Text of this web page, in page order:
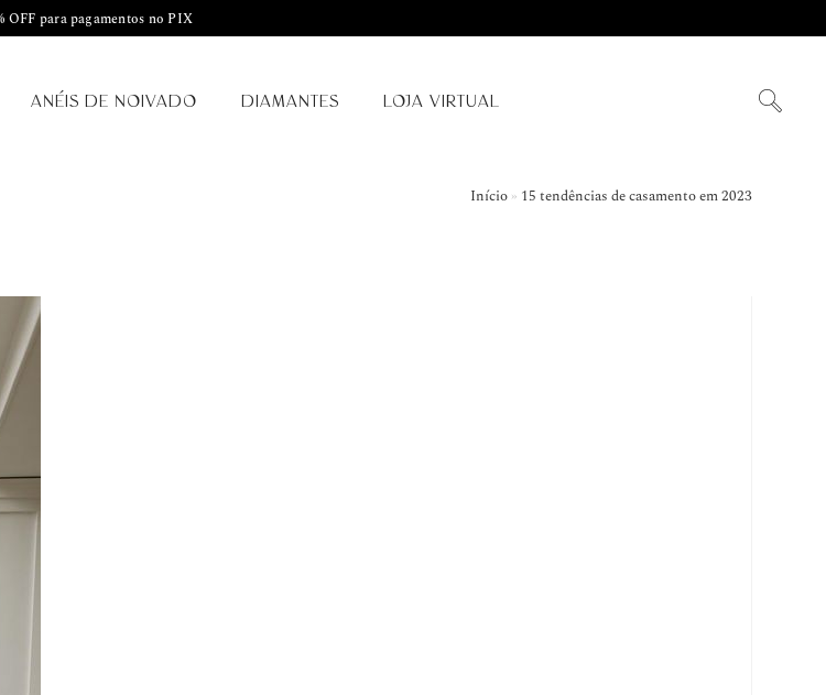
OFF para pagamentos no PIX
ANÉIS DE NOIVADO DIAMANTES LOJA VIRTUAL
Início» 15 tendências de casamento em 2023